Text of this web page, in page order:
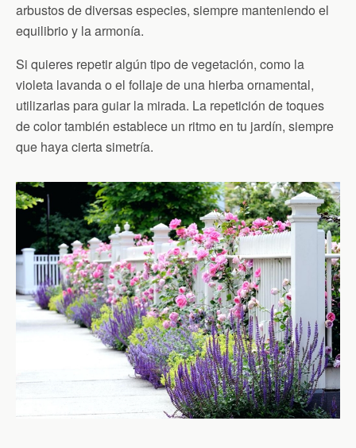
arbustos de diversas especies, siempre manteniendo el
equilibrio y la armonía.
Si quieres repetir algún tipo de vegetación, como la
violeta lavanda o el follaje de una hierba ornamental,
utilizarlas para guiar la mirada. La repetición de toques
de color también establece un ritmo en tu jardín, siempre
que haya cierta simetría.